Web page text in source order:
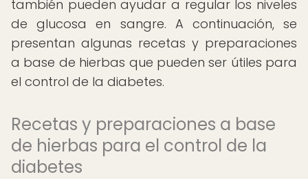
también pueden ayudar a regular los niveles
de glucosa en sangre. A continuación, se
presentan algunas recetas y preparaciones
a base de hierbas que pueden ser útiles para
el control de la diabetes.
Recetas y preparaciones a base
de hierbas para el control de la
diabetes